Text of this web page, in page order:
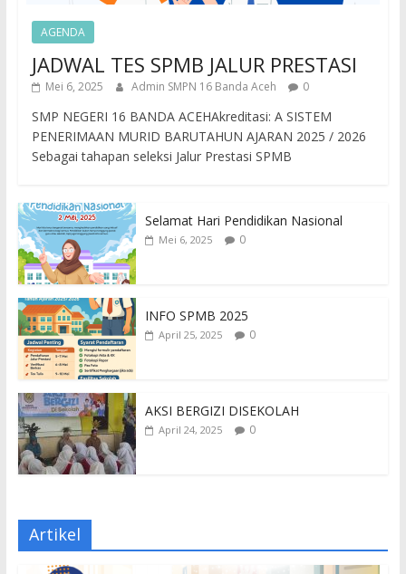
AGENDA
JADWAL TES SPMB JALUR PRESTASI
Mei 6, 2025 Admin SMPN 16 Banda Aceh 0
SMP NEGERI 16 BANDA ACEHAkreditasi: A SISTEM
PENERIMAAN MURID BARUTAHUN AJARAN 2025 / 2026
Sebagai tahapan seleksi Jalur Prestasi SPMB
Selamat Hari Pendidikan Nasional
Mei 6, 2025 0
INFO SPMB 2025
April 25, 2025 0
AKSI BERGIZI DISEKOLAH
April 24, 2025 0
Artikel